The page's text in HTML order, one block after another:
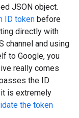
JSON object.
ID token before
directly with
channel and using
to Google, you
really comes
the ID
is extremely
the token